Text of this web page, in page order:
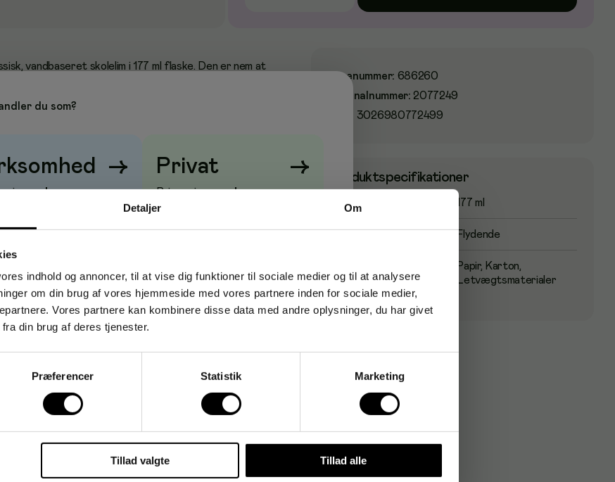
Detaljer Om
indhold og annoncer, til at vise dig funktioner til sociale medier og til at analysere
om din brug af vores hjemmeside med vores partnere inden for sociale medier,
Vores partnere kan kombinere disse data med andre oplysninger, du har givet
din brug af deres tjenester.
Præferencer Statistik Marketing
Tillad valgte Tillad alle
vandbaseret skolelim i 177 ml flaske. Den er nem at
kan vaskes af de fleste tekstiler. Sikker til
ideel til papir, karton og lette materialer.
til børn og undervisning
og hud
et pænt resultat
karton og lette hobby‑materialer
for præcis påføring
og let modelarbejde.
for skole- og hobbylim med fokus på sikkerhed,
Varenummer: 686260
Originalnummer: 2077249
3026980772499
Produktspecifikationer
Volym 177 ml
Flydende
Papir, Karton,
Letvægtsmaterialer
du som?
→
visesudenmoms
Privat →
Priser visesmedmoms